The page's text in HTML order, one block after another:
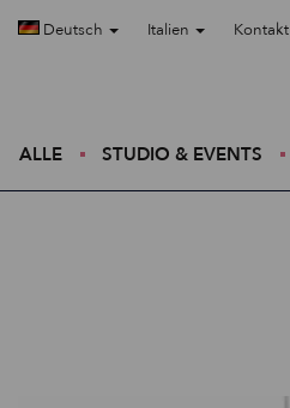
Deutsch Italien Kontakt
ALLE STUDIO & EVENTS